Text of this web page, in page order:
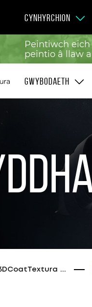
CYNHYRCHION
Peintiwch
peintio â llaw
GWYBODAETH
...